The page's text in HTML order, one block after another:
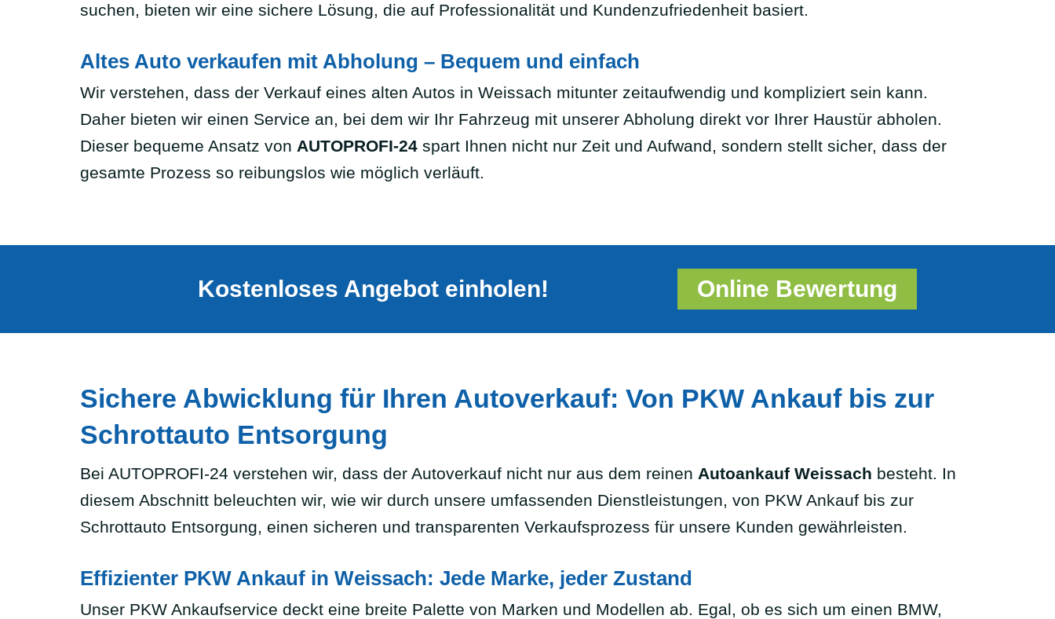
suchen, bieten wir eine sichere Lösung, die auf Professionalität und Kundenzufriedenheit basiert.
Altes Auto verkaufen mit Abholung – Bequem und einfach
Wir verstehen, dass der Verkauf eines alten Autos in Weissach mitunter zeitaufwendig und kompliziert sein kann.
Daher bieten wir einen Service an, bei dem wir Ihr Fahrzeug mit unserer Abholung direkt vor Ihrer Haustür abholen.
Dieser bequeme Ansatz von AUTOPROFI-24 spart Ihnen nicht nur Zeit und Aufwand, sondern stellt sicher, dass der
gesamte Prozess so reibungslos wie möglich verläuft.
Kostenloses Angebot einholen! Online Bewertung
Sichere Abwicklung für Ihren Autoverkauf: Von PKW Ankauf bis zur
Schrottauto Entsorgung
Bei AUTOPROFI-24 verstehen wir, dass der Autoverkauf nicht nur aus dem reinen Autoankauf Weissach besteht. In
diesem Abschnitt beleuchten wir, wie wir durch unsere umfassenden Dienstleistungen, von PKW Ankauf bis zur
Schrottauto Entsorgung, einen sicheren und transparenten Verkaufsprozess für unsere Kunden gewährleisten.
Effizienter PKW Ankauf in Weissach: Jede Marke, jeder Zustand
Unser PKW Ankaufservice deckt eine breite Palette von Marken und Modellen ab. Egal, ob es sich um einen BMW,